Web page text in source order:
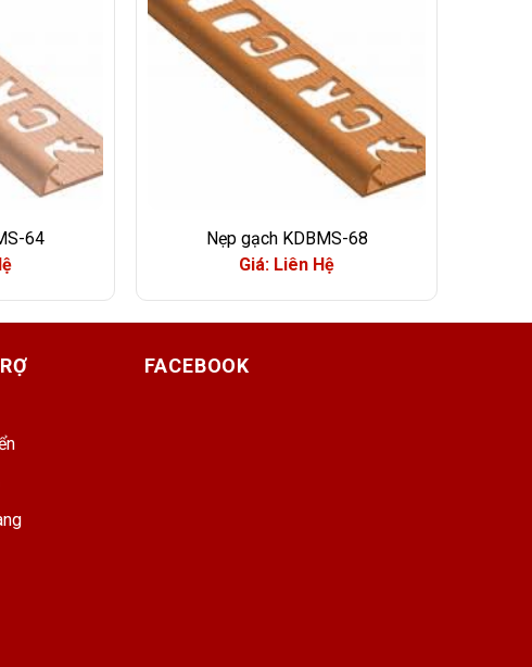
64
Nẹp gạch KDBMS-68
Giá: Liên Hệ
FACEBOOK